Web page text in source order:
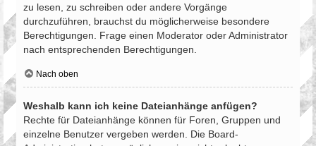
zu lesen, zu schreiben oder andere Vorgänge
durchzuführen, brauchst du möglicherweise besondere
Berechtigungen. Frage einen Moderator oder Administrator
nach entsprechenden Berechtigungen.
Nach oben
Weshalb kann ich keine Dateianhänge anfügen?
Rechte für Dateianhänge können für Foren, Gruppen und
einzelne Benutzer vergeben werden. Die Board-